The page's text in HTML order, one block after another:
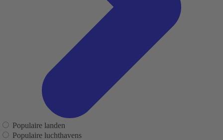
Populaire landen
Populaire luchthavens